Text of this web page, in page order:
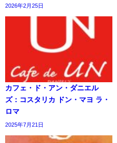
2026年2月25日
カフェ・ド・アン・ダニエル
ズ：コスタリカ ドン・マヨ ラ・
ロマ
2025年7月21日